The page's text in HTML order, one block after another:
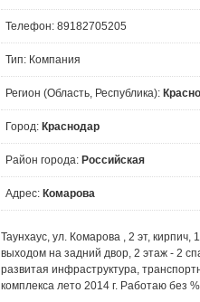
Телефон: 89182705205
Тип: Компания
Регион (Область, Республика):
Город: Краснодар
Район города: Российская
Адрес: Комарова
Таунхаус, ул. Комарова , 2 эт, кирпич,
выходом на задний двор, 2 этаж - 2
развитая инфраструктура,
комплекса лето 2014 г. Работаю без